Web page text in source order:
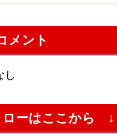
メント
し
ーはここから ↓